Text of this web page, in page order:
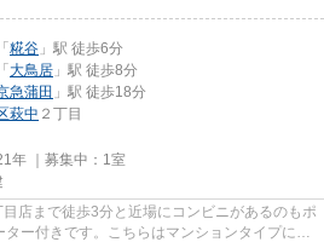
「 糀谷 」駅 徒歩6分
「 大鳥居 」駅 徒歩8分
急蒲田 」駅 徒歩18分
萩中 ２丁目
年 ｜募集中： 1室
店まで徒歩3分と近場にコンビニがあるのもポ
ー付きです。こちらはマンションタイプにな